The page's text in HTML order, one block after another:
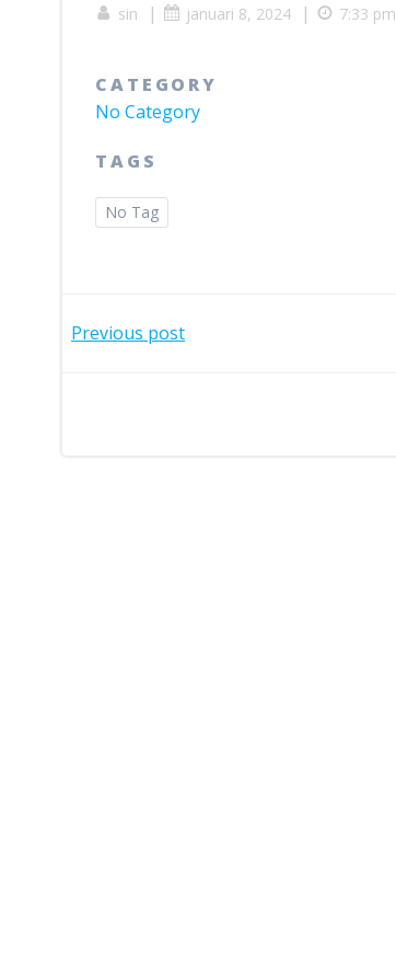
sin | januari 8, 2024 | 7:33 pm
CATEGORY
No Category
TAGS
No Tag
Bericht
Previous post